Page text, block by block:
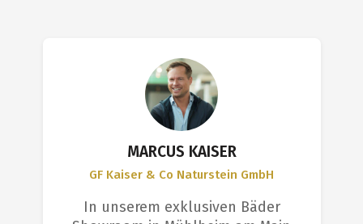
MARCUS KAISER
GF Kaiser & Co Naturstein GmbH
In unserem exklusiven Bäder